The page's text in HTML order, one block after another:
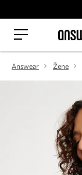
Answear Žene